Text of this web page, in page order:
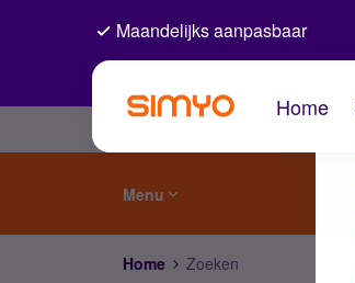
Maandelijks aanpasbaar
Home
Menu
Home Zoeken